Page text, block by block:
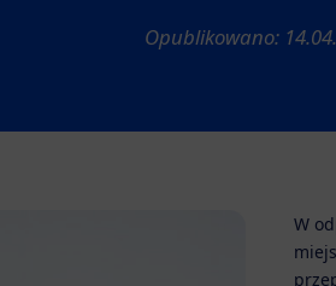
Opublikowano:
W